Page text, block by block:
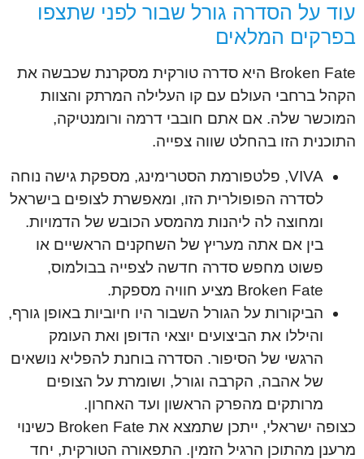
עוד על הסדרה גורל שבור לפני שתצפו
בפרקים המלאים
Broken Fate היא סדרה טורקית מסקרנת שכבשה את
הקהל ברחבי העולם עם קו העלילה המרתק והצוות
המוכשר שלה. אם אתם חובבי דרמה ורומנטיקה,
התוכנית הזו בהחלט שווה צפייה.
VIVA, פלטפורמת הסטרימינג, מספקת גישה נוחה
לסדרה הפופולרית הזו, ומאפשרת לצופים בישראל
ומחוצה לה ליהנות מהמסע הכובש של הדמויות.
בין אם אתה מעריץ של השחקנים הראשיים או
פשוט מחפש סדרה חדשה לצפייה בבולמוס,
Broken Fate מציע חוויה מספקת.
הביקורות על הגורל השבור היו חיוביות באופן גורף,
והיללו את הביצועים יוצאי הדופן ואת העומק
הרגשי של הסיפור. הסדרה בוחנת להפליא נושאים
של אהבה, הקרבה וגורל, ושומרת על הצופים
מרותקים מהפרק הראשון ועד האחרון.
כצופה ישראלי, ייתכן שתמצא את Broken Fate כשינוי
מרענן מהתוכן הרגיל הזמין. התפאורה הטורקית, יחד